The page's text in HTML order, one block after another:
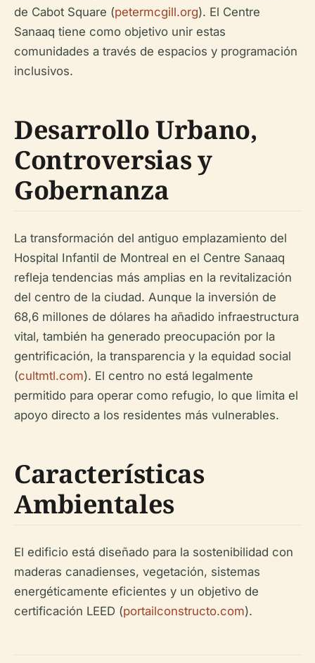
de Cabot Square (petermcgill.org). El Centre
Sanaaq tiene como objetivo unir estas
comunidades a través de espacios y programación
inclusivos.
Desarrollo Urbano,
Controversias y
Gobernanza
La transformación del antiguo emplazamiento del
Hospital Infantil de Montreal en el Centre Sanaaq
refleja tendencias más amplias en la revitalización
del centro de la ciudad. Aunque la inversión de
68,6 millones de dólares ha añadido infraestructura
vital, también ha generado preocupación por la
gentrificación, la transparencia y la equidad social
(cultmtl.com). El centro no está legalmente
permitido para operar como refugio, lo que limita el
apoyo directo a los residentes más vulnerables.
Características
Ambientales
El edificio está diseñado para la sostenibilidad con
maderas canadienses, vegetación, sistemas
energéticamente eficientes y un objetivo de
certificación LEED (portailconstructo.com).